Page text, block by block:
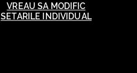
VREAU SA MODIFIC
SETARILE INDIVIDUAL